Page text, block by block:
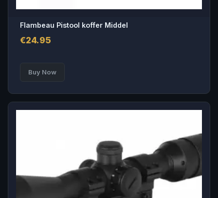
Flambeau Pistool koffer Middel
€24.95
Buy Now